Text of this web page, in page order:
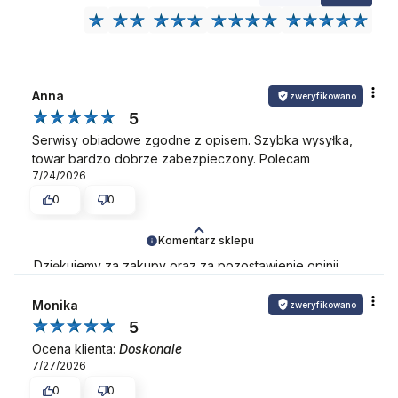
Komentarz sklepu
Dziękujemy za zakupy oraz za pozostawienie opinii.
potrzeby również w przyszłości.
Anna zweryfikowano
5
Serwisy obiadowe zgodne z opisem. Szybka wysyłka,
towar bardzo dobrze zabezpieczony. Polecam
7/24/2026
0
0
Monika zweryfikowano
5
Ocena klienta: Doskonale
7/27/2026
0
0